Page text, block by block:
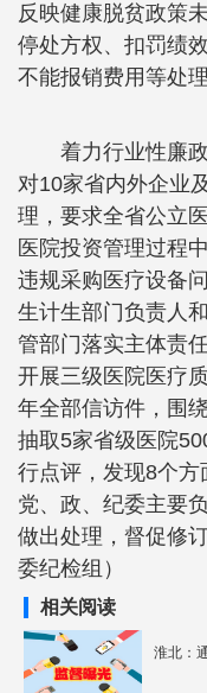
反映健康脱贫政策
停处方权、扣罚绩
不能报销费用等处理
着力行业性廉
对10家省内外企业
理，要求全省公立
医院投资管理过程
违规采购医疗设备
生计生部门负责人
管部门落实主体责
开展三级医院医疗
年全部信访件，围
抽取5家省级医院
行点评，发现8个
党、政、纪委主要
做出处理，督促修
委纪检组）
相关阅读
淮北：